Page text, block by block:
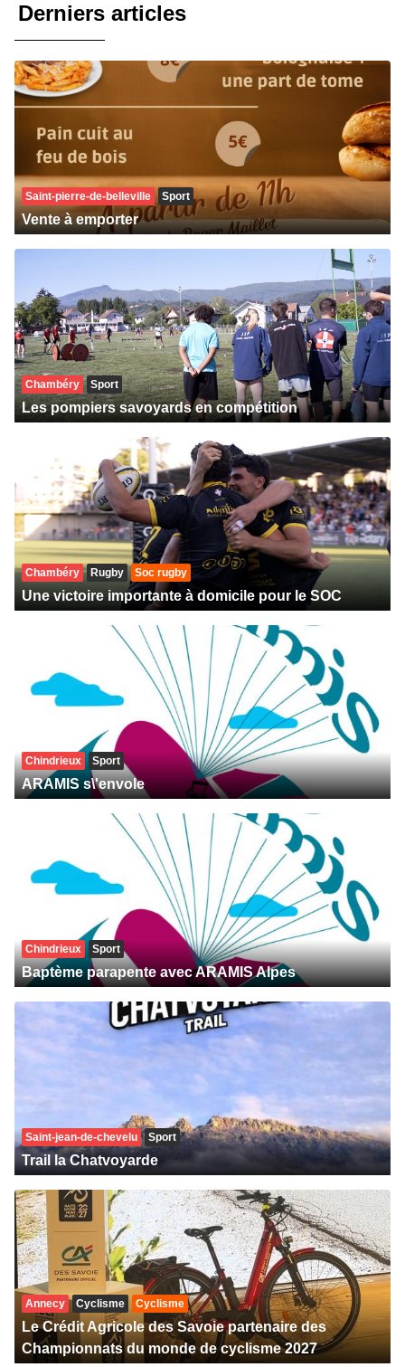
Derniers articles
Saint-pierre-de-belleville Sport
Vente à emporter
Chambéry Sport
Les pompiers savoyards en compétition
Chambéry Rugby Soc rugby
Une victoire importante à domicile pour le SOC
Chindrieux Sport
ARAMIS s\'envole
Chindrieux Sport
Baptème parapente avec ARAMIS Alpes
Saint-jean-de-chevelu Sport
Trail la Chatvoyarde
Annecy Cyclisme Cyclisme
Le Crédit Agricole des Savoie partenaire des
Championnats du monde de cyclisme 2027